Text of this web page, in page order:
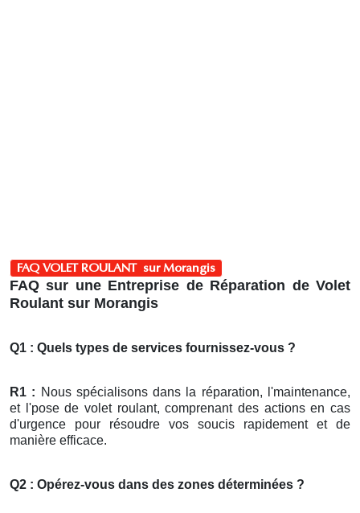
FAQ VOLET ROULANT sur Morangis
FAQ sur une Entreprise de Réparation de Volet
Roulant sur Morangis
Q1 : Quels types de services fournissez-vous ?
R1 : Nous spécialisons dans la réparation, l'maintenance,
et l'pose de volet roulant, comprenant des actions en cas
d'urgence pour résoudre vos soucis rapidement et de
manière efficace.
Q2 : Opérez-vous dans des zones déterminées ?